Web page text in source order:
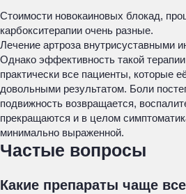
Стоимости новокаиновых блокад,
карбокситерапии очень разные.
Лечение артроза внутрисуставными
Однако эффективность такой
практически все пациенты, которые
довольными результатом. Боли
подвижность возвращается,
прекращаются и в целом
минимально выраженной.
Частые вопросы
Какие препараты чаще